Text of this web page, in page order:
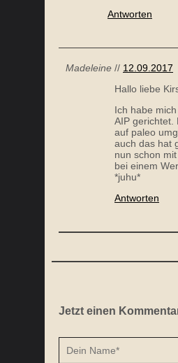
PROBLEMEN MIT
Antworten
Madeleine // 12.09.2017
Hallo liebe
Ich habe
AIP gerichtet.
auf paleo
auch das hat
nun schon
bei einem
*juhu*
Antworten
Jetzt einen